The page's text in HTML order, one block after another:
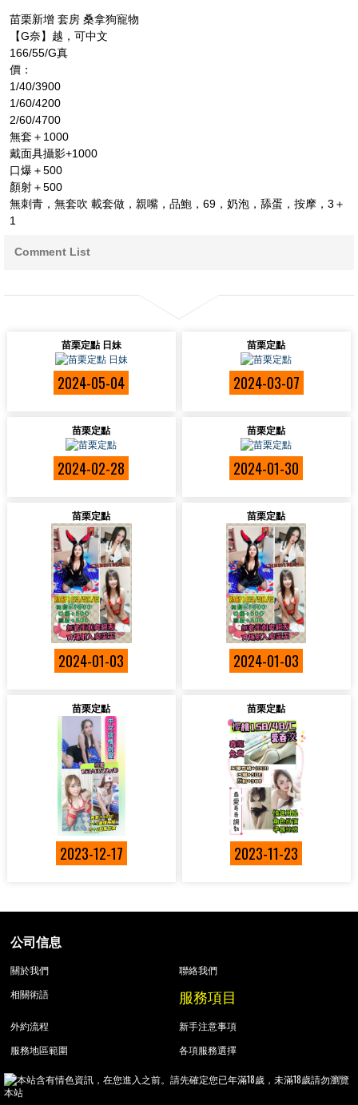
苗栗新增 套房 桑拿狗寵物
【G奈】越，可中文
166/55/G真
價：
1/40/3900
1/60/4200
2/60/4700
無套＋1000
戴面具攝影+1000
口爆＋500
顏射＋500
無刺青，無套吹 載套做，親嘴，品鮑，69，奶泡，舔蛋，按摩，3＋
1
Comment List
苗栗定點 日妹
2024-05-04
苗栗定點
2024-03-07
苗栗定點
2024-02-28
苗栗定點
2024-01-30
苗栗定點
2024-01-03
苗栗定點
2024-01-03
苗栗定點
2023-12-17
苗栗定點
2023-11-23
公司信息
關於我們
聯絡我們
相關術語
服務項目
外約流程
新手注意事項
服務地區範圍
各項服務選擇
本站含有情色資訊，在您進入之前。請先確定您已年滿18歲，未滿18歲請勿瀏覽
本站